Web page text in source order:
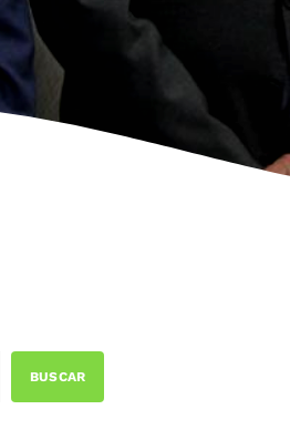
BUSCAR